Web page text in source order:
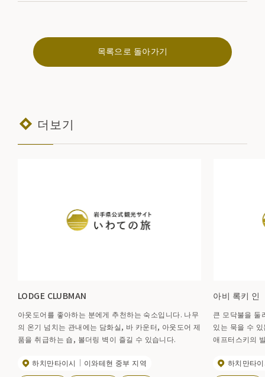
목록으로 돌아가기
더보기
LODGE CLUBMAN
아웃도어를 좋아하는 분에게 추천하는 숙소입니다. 나무
의 온기 넘치는 관내에는 담화실, 바 카운터, 아웃도어 제
품을 취급하는 숍, 볼더링 벽이 즐길 수 있습니다.
하치만타이시 이와테현 중부 지역
아비 록키 인
큰 모닥불을 둘
있는 묵을 수
애프터스키의
하치만타